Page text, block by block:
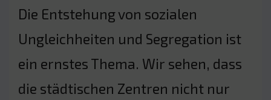
Die Entstehung von sozialen
Ungleichheiten und Segregation ist
ein ernstes Thema. Wir sehen, dass
die städtischen Zentren nicht nur